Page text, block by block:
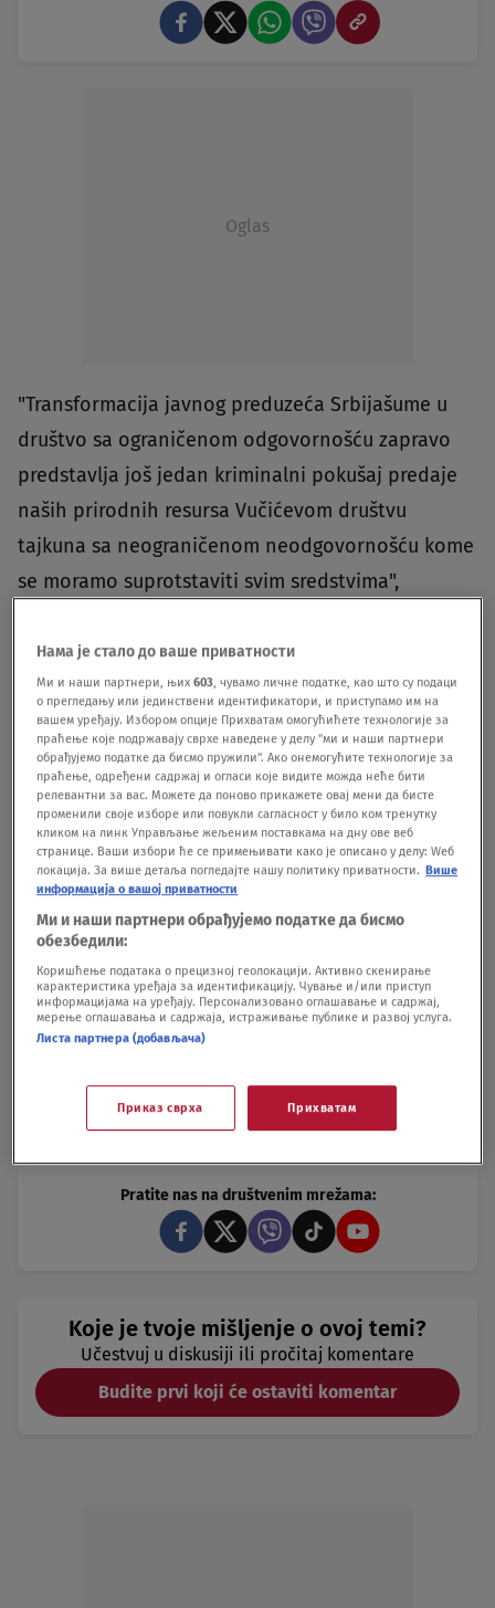
Oglas
"Transformacija javnog preduzeća Srbijašume u
društvo sa ograničenom odgovornošću zapravo
predstavlja još jedan kriminalni pokušaj predaje
naših prirodnih resursa Vučićevom društvu
tajkuna sa neograničenom neodgovornošću kome
se moramo suprotstaviti svim sredstvima",
Kako su istakli u saopštenju umesto banditskog
kasapljenja šuma neophodna je hitna istraga i
procesuiranje onih koji su odgovorni za ekocid
koji se decenijama u nazad sistematski vrši nad
srpskim šumama.
"Ekološki ustanak upozorava sve one koji su se
nameračili na naše šume, zemlju, vodu i čist
vazduh, da dobro razmisle šta rade jer zločini nad
prirodom ne zastarevaju i da uskoro dolazi vreme
“Okopavanja krompira u Zabeli”", navela je ova
EKOLOŠKI USTANAK PRIVATIZACIJA
Pratite nas na društvenim mrežama:
Koje je tvoje mišljenje o ovoj temi?
Učestvuj u diskusiji ili pročitaj komentare
Budite prvi koji će ostaviti komentar
Нама је стало до ваше приватности
Ми и наши партнери, њих603, чувамо личне податке, као што су подаци
о прегледању или јединствени идентификатори, и приступамо им на
вашем уређају. Избором опције Прихватам омогућићете технологије за
праћење које подржавају сврхе наведене у делу "ми и наши партнери
обрађујемо податке да бисмо пружили". Ако онемогућите технологије за
праћење, одређени садржај и огласи које видите можда неће бити
релевантни за вас. Можете да поново прикажете овај мени да бисте
променили своје изборе или повукли сагласност у било ком тренутку
кликом на линк Управљање жељеним поставкама на дну ове веб
странице. Ваши избори ће се примењивати како је описано у делу: Wеб
локација. За више детаља погледајте нашу политику приватности. Више
информација о вашој приватности
Ми и наши партнери обрађујемо податке да бисмо
обезбедили:
Коришћење података о прецизној геолокацији. Активно скенирање
карактеристика уређаја за идентификацију. Чување и/или приступ
информацијама на уређају. Персонализовано оглашавање и садржај,
мерење оглашавања и садржаја, истраживање публике и развој услуга.
Листа партнера (добављача)
Приказ сврха Прихватам